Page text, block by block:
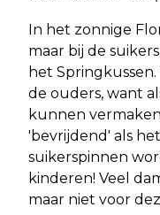
In het zonnige
maar bij de
het
de ouders, want
kunnen
'bevrijdend' als
suikerspinnen
kinderen! Veel
maar niet voor